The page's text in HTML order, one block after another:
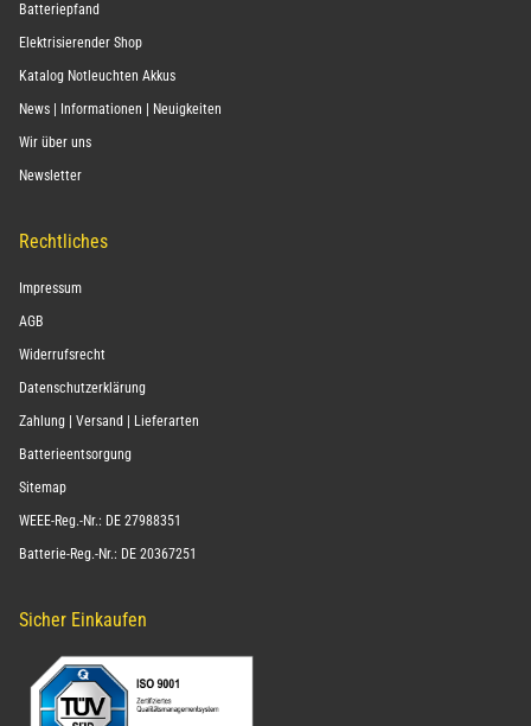
Batteriepfand
Elektrisierender Shop
Katalog Notleuchten Akkus
News | Informationen | Neuigkeiten
Wir über uns
Newsletter
Rechtliches
Impressum
AGB
Widerrufsrecht
Datenschutzerklärung
Zahlung | Versand | Lieferarten
Batterieentsorgung
Sitemap
WEEE-Reg.-Nr.: DE 27988351
Batterie-Reg.-Nr.: DE 20367251
Sicher Einkaufen